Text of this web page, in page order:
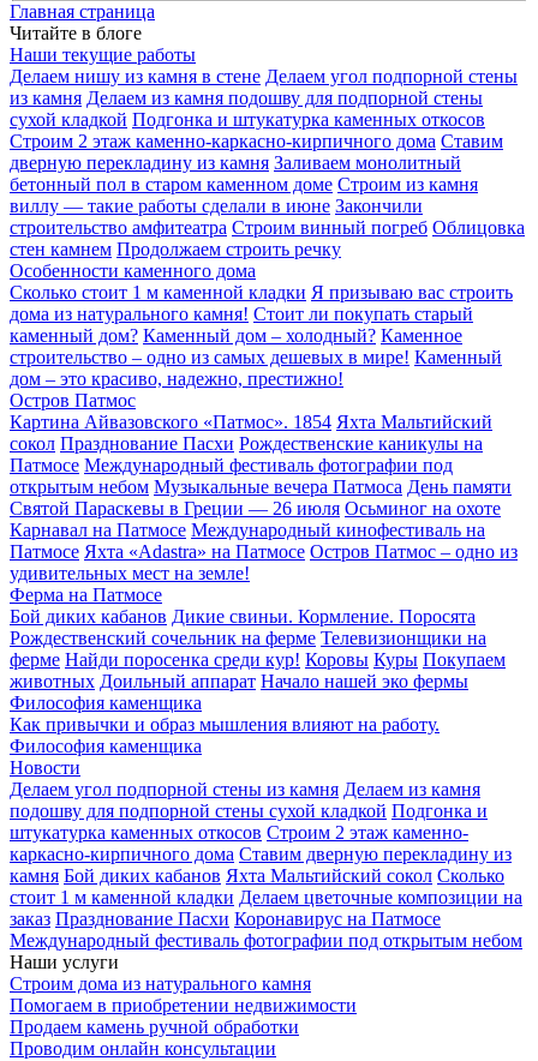
Главная страница
Читайте в блоге
Наши текущие работы
Делаем нишу из камня в стене Делаем угол подпорной стены
из камня Делаем из камня подошву для подпорной стены
сухой кладкой Подгонка и штукатурка каменных откосов
Строим 2 этаж каменно-каркасно-кирпичного дома Ставим
дверную перекладину из камня Заливаем монолитный
бетонный пол в старом каменном доме Строим из камня
виллу — такие работы сделали в июне Закончили
строительство амфитеатра Строим винный погреб Облицовка
стен камнем Продолжаем строить речку
Особенности каменного дома
Сколько стоит 1 м каменной кладки Я призываю вас строить
дома из натурального камня! Стоит ли покупать старый
каменный дом? Каменный дом – холодный? Каменное
строительство – одно из самых дешевых в мире! Каменный
дом – это красиво, надежно, престижно!
Остров Патмос
Картина Айвазовского «Патмос». 1854 Яхта Мальтийский
сокол Празднование Пасхи Рождественские каникулы на
Патмосе Международный фестиваль фотографии под
открытым небом Музыкальные вечера Патмоса День памяти
Святой Параскевы в Греции — 26 июля Осьминог на охоте
Карнавал на Патмосе Международный кинофестиваль на
Патмосе Яхта «Adastra» на Патмосе Остров Патмос – одно из
удивительных мест на земле!
Ферма на Патмосе
Бой диких кабанов Дикие свиньи. Кормление. Поросята
Рождественский сочельник на ферме Телевизионщики на
ферме Найди поросенка среди кур! Коровы Куры Покупаем
животных Доильный аппарат Начало нашей эко фермы
Философия каменщика
Как привычки и образ мышления влияют на работу.
Философия каменщика
Новости
Делаем угол подпорной стены из камня Делаем из камня
подошву для подпорной стены сухой кладкой Подгонка и
штукатурка каменных откосов Строим 2 этаж каменно-
каркасно-кирпичного дома Ставим дверную перекладину из
камня Бой диких кабанов Яхта Мальтийский сокол Сколько
стоит 1 м каменной кладки Делаем цветочные композиции на
заказ Празднование Пасхи Коронавирус на Патмосе
Международный фестиваль фотографии под открытым небом
Наши услуги
Строим дома из натурального камня
Помогаем в приобретении недвижимости
Продаем камень ручной обработки
Проводим онлайн консультации